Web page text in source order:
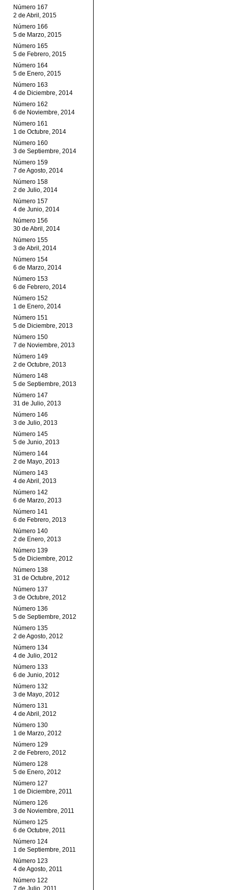
Número 167
2 de Abril, 2015
Número 166
5 de Marzo, 2015
Número 165
5 de Febrero, 2015
Número 164
5 de Enero, 2015
Número 163
4 de Diciembre, 2014
Número 162
6 de Noviembre, 2014
Número 161
1 de Octubre, 2014
Número 160
3 de Septiembre, 2014
Número 159
7 de Agosto, 2014
Número 158
2 de Julio, 2014
Número 157
4 de Junio, 2014
Número 156
30 de Abril, 2014
Número 155
3 de Abril, 2014
Número 154
6 de Marzo, 2014
Número 153
6 de Febrero, 2014
Número 152
1 de Enero, 2014
Número 151
5 de Diciembre, 2013
Número 150
7 de Noviembre, 2013
Número 149
2 de Octubre, 2013
Número 148
5 de Septiembre, 2013
Número 147
31 de Julio, 2013
Número 146
3 de Julio, 2013
Número 145
5 de Junio, 2013
Número 144
2 de Mayo, 2013
Número 143
4 de Abril, 2013
Número 142
6 de Marzo, 2013
Número 141
6 de Febrero, 2013
Número 140
2 de Enero, 2013
Número 139
5 de Diciembre, 2012
Número 138
31 de Octubre, 2012
Número 137
3 de Octubre, 2012
Número 136
5 de Septiembre, 2012
Número 135
2 de Agosto, 2012
Número 134
4 de Julio, 2012
Número 133
6 de Junio, 2012
Número 132
3 de Mayo, 2012
Número 131
4 de Abril, 2012
Número 130
1 de Marzo, 2012
Número 129
2 de Febrero, 2012
Número 128
5 de Enero, 2012
Número 127
1 de Diciembre, 2011
Número 126
3 de Noviembre, 2011
Número 125
6 de Octubre, 2011
Número 124
1 de Septiembre, 2011
Número 123
4 de Agosto, 2011
Número 122
7 de Julio, 2011